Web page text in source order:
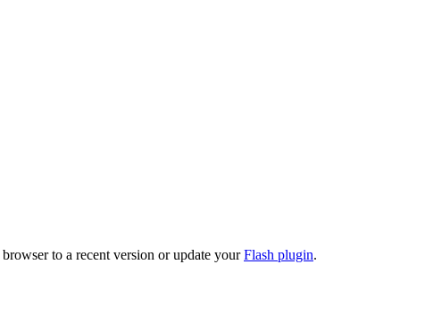
to a recent version or update yourFlash plugin.